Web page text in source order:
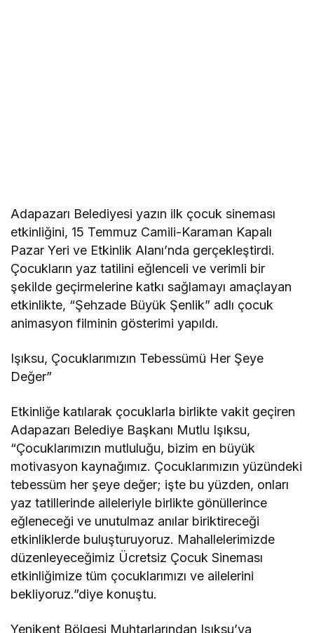
Adapazarı Belediyesi yazın ilk çocuk sineması
etkinliğini, 15 Temmuz Camili-Karaman Kapalı
Pazar Yeri ve Etkinlik Alanı’nda gerçekleştirdi.
Çocukların yaz tatilini eğlenceli ve verimli bir
şekilde geçirmelerine katkı sağlamayı amaçlayan
etkinlikte, “Şehzade Büyük Şenlik” adlı çocuk
animasyon filminin gösterimi yapıldı.
Işıksu, Çocuklarımızın Tebessümü Her Şeye
Değer”
Etkinliğe katılarak çocuklarla birlikte vakit geçiren
Adapazarı Belediye Başkanı Mutlu Işıksu,
“Çocuklarımızın mutluluğu, bizim en büyük
motivasyon kaynağımız. Çocuklarımızın yüzündeki
tebessüm her şeye değer; işte bu yüzden, onları
yaz tatillerinde aileleriyle birlikte gönüllerince
eğleneceği ve unutulmaz anılar biriktireceği
etkinliklerde buluşturuyoruz. Mahallelerimizde
düzenleyeceğimiz Ücretsiz Çocuk Sineması
etkinliğimize tüm çocuklarımızı ve ailelerini
bekliyoruz.”diye konuştu.
Yenikent Bölgesi Muhtarlarından Işıksu’ya